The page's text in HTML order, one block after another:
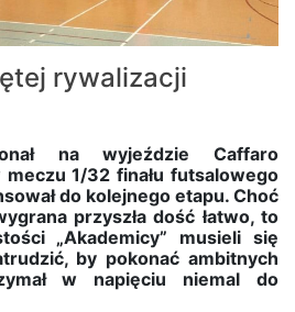
rywalizacji
na wyjeździe Caffaro
1/32 finału futsalowego
do kolejnego etapu. Choć
przyszła dość łatwo, to
„Akademicy” musieli się
by pokonać ambitnych
w napięciu niemal do